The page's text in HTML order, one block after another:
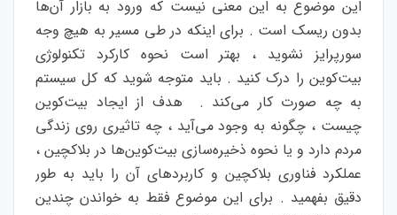
این موضوع به این معنی نیست که ورود به بازار آن‌ها
بدون ریسک است . برای اینکه در طی مسیر به هیچ وجه
سورپرایز نشوید ، بهتر است نحوه کارکرد تکنولوژی
بیت‌کوین را درک کنید . باید متوجه شوید که کل سیستم
به چه صورت کار می‌کند . هدف از ایجاد بیت‌کوین
چیست ، چگونه به وجود می‌آید ، چه تاثیری روی زندگی
مردم دارد و یا نحوه ذخیره‌سازی بیت‌کوین‌ها در بلاکچین ،
عملکرد فناوری بلاکچین و کاربرد‌های آن را باید به طور
دقیق بفهمید . برای این موضوع فقط به خواندن چندین